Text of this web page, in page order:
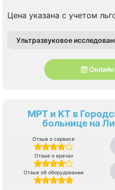
Цена указана с учетом
Ультразвуковое
Онлайн
МРТ и КТ в
больнице на
Отзыв о сервисе
Отзыв о врачах
Отзыв об оборудовании